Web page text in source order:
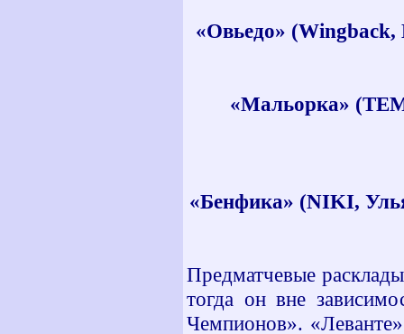
«Овьедо» (Wingback,
«Мальорка»
«Бенфика» (NIKI,
Предматчевые
тогда он вне
Чемпионов».